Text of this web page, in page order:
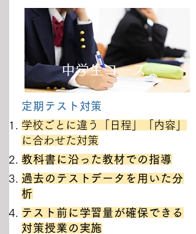
中学生コース
定期テスト対策
学校ごとに違う「日程」「内容」
に合わせた対策
教科書に沿った教材での指導
過去のテストデータを用いた分
析
テスト前に学習量が確保できる
対策授業の実施